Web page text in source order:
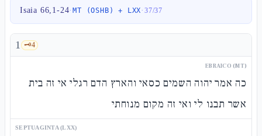
Isaia 66,1-24·MT (OSHB) + LXX·37/37
1 🗝️4
EBRAICO (MT)
כה אמר יהוה השמים כסאי והארץ הדם רגלי אי זה בית
אשר תבנו לי ואי זה מקום מנוחתי
SEPTUAGINTA (LXX)